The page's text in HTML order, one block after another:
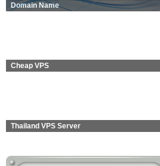
Domain Name
Cheap VPS
Thailand VPS Server